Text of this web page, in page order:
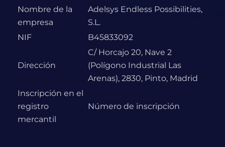
Nombre de la
empresa
Adelsys Endless Possibilities,
S.L.
NIF
B45833092
Dirección
C/ Horcajo 20, Nave 2
(Polígono Industrial Las
Arenas), 2830, Pinto, Madrid
Inscripción en el
registro
mercantil
Número de inscripción